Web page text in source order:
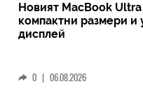
Новият MacBook
компактни размери и
дисплей
0 | 06.08.2026